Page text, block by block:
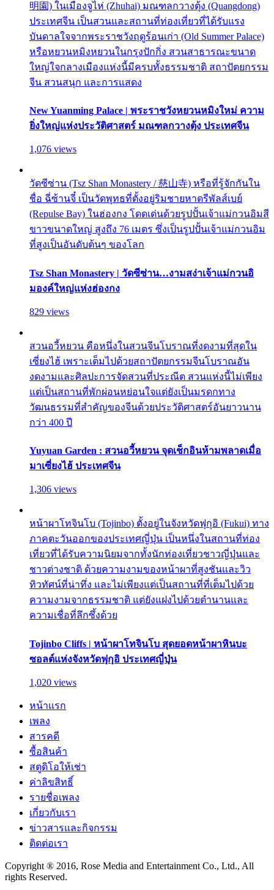
明園) ในเมืองจูไห่ (Zhuhai) มณฑลกวางตุ้ง (Quangdong)
ประเทศจีน เป็นสวนและสถานที่ท่องเที่ยวที่ได้รับแรง
บันดาลใจจากพระราชวังฤดูร้อนเก่า (Old Summer Palace)
หรือหยวนหมิงหยวนในกรุงปักกิ่ง สวนสาธารณะขนาด
ใหญ่ใจกลางเมืองแห่งนี้มีครบทั้งธรรมชาติ สถาปัตยกรรม
จีน สวนสนุก และการแสดง
New Yuanming Palace | พระราชวังหยวนหมิงใหม่ ความ
ยิ่งใหญ่แห่งประวัติศาสตร์ มณฑลกวางตุ้ง ประเทศจีน
1,076 views
วัดซีซ่าน (Tsz Shan Monastery / 慈山寺) หรือที่รู้จักกันใน
ชื่อ ฉี่ซ้านจี๋ เป็นวัดพุทธที่ตั้งอยู่ริมชายหาดรีพัลส์เบย์
(Repulse Bay) ในฮ่องกง โดดเด่นด้วยรูปปั้นเจ้าแม่กวนอิมสี
ขาวขนาดใหญ่ สูงถึง 76 เมตร ซึ่งเป็นรูปปั้นเจ้าแม่กวนอิม
ที่สูงเป็นอันดับต้นๆ ของโลก
Tsz Shan Monastery | วัดซีซ่าน…งามสง่าเจ้าแม่กวนอิ
มองค์ใหญ่แห่งฮ่องกง
829 views
สวนอวี้หยวน คือหนึ่งในสวนจีนโบราณที่งดงามที่สุดใน
เซี่ยงไฮ้ เพราะเต็มไปด้วยสถาปัตยกรรมจีนโบราณอัน
งดงามและศิลปะการจัดสวนที่ประณีต สวนแห่งนี้ไม่เพียง
แต่เป็นสถานที่พักผ่อนหย่อนใจแต่ยังเป็นมรดกทาง
วัฒนธรรมที่สำคัญของจีนด้วยประวัติศาสตร์อันยาวนาน
กว่า 400 ปี
Yuyuan Garden : สวนอวี้หยวน จุดเช็กอินห้ามพลาดเมื่อ
มาเซี่ยงไฮ้ ประเทศจีน
1,306 views
หน้าผาโทจินโบ (Tojinbo) ตั้งอยู่ในจังหวัดฟุกุอิ (Fukui) ทาง
ภาคตะวันออกของประเทศญี่ปุ่น เป็นหนึ่งในสถานที่ท่อง
เที่ยวที่ได้รับความนิยมจากทั้งนักท่องเที่ยวชาวญี่ปุ่นและ
ชาวต่างชาติ ด้วยความงามของหน้าผาที่สูงชันและวิว
ทิวทัศน์ที่น่าทึ่ง และไม่เพียงแต่เป็นสถานที่ที่เต็มไปด้วย
ความงามจากธรรมชาติ แต่ยังแฝงไปด้วยตำนานและ
ความเชื่อที่ลึกซึ้งด้วย
Tojinbo Cliffs | หน้าผาโทจินโบ สุดยอดหน้าผาหินบะ
ซอลต์แห่งจังหวัดฟุกุอิ ประเทศญี่ปุ่น
1,020 views
หน้าแรก
เพลง
สารคดี
ซื้อสินค้า
สตูดิโอให้เช่า
ค่าลิขสิทธิ์
รายชื่อเพลง
เกี่ยวกับเรา
ข่าวสารและกิจกรรม
ติดต่อเรา
Copyright ® 2016, Rose Media and Entertainment Co., Ltd., All
rights Reserved.